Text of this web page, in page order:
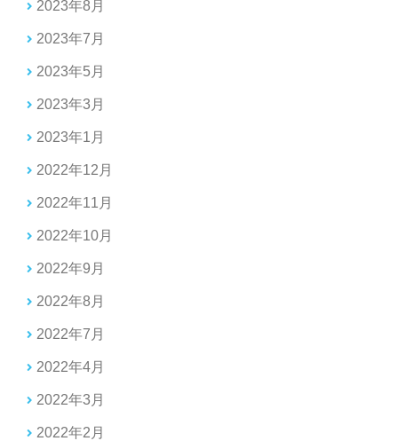
2023年8月
2023年7月
2023年5月
2023年3月
2023年1月
2022年12月
2022年11月
2022年10月
2022年9月
2022年8月
2022年7月
2022年4月
2022年3月
2022年2月